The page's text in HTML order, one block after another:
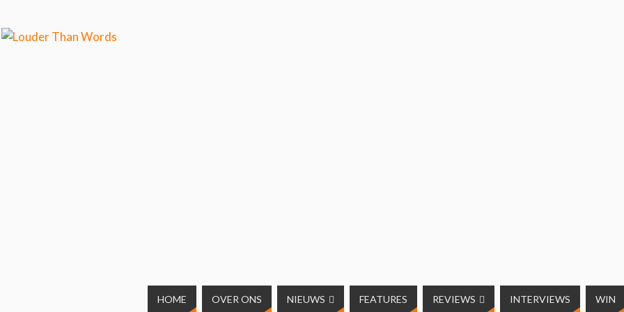
HOME OVER ONS NIEUWS FEATURES REVIEWS INTERVIEWS WIN
weten over ons cookiegebruik.